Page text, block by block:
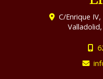
C/Enrique
Valladolid,